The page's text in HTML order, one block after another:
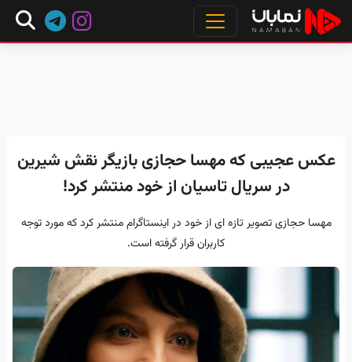
عکس عجیبی که مهسا حجازی بازیگر نقش شیرین
در سریال تاسیان از خود منتشر کرد!
مهسا حجازی تصویر تازه ای از خود در اینستاگرام منتشر کرد که مورد توجه
کاربران قرار گرفته است.